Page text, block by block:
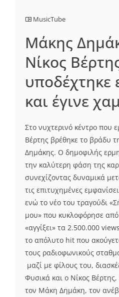
MusicTube
Μάκης
Νίκος
υποδέχτηκε
και έγινε
Στο νυχτερινό κέντρο που
Βέρτης βρέθηκε το βράδυ
Δημάκης. Ο δημοφιλής
την καλύτερη φάση της
συνεχίζοντας δυναμικά
τις επιτυχημένες
ενώ το νέο του τραγούδι
μου» που κυκλοφόρησε
«αγγίξει» τα 2.500.000
το απόλυτο hit που
τους ραδιοφωνικούς
μαζί με φίλους του,
Φυσικά και ο Νίκος Βέρτης,
τον Μάκη Δημάκη, τον